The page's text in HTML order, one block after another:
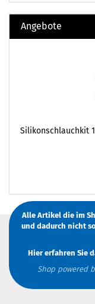
Angebote
Silikonschlauchkit
Alle Artikel die im
und dadurch nicht
Hier erfahren Sie
Shop powered